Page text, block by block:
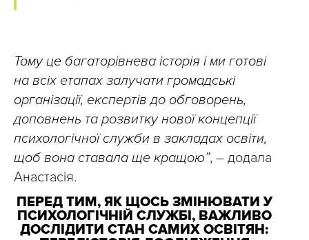
Тому це багаторівнева історія і ми готові
на всіх етапах залучати громадські
організації, експертів до обговорень,
доповнень та розвитку нової концепції
психологічної служби в закладах освіти,
щоб вона ставала ще кращою”, – додала
Анастасія.
ПЕРЕД ТИМ, ЯК ЩОСЬ ЗМІНЮВАТИ У
ПСИХОЛОГІЧНІЙ СЛУЖБІ, ВАЖЛИВО
ДОСЛІДИТИ СТАН САМИХ ОСВІТЯН: